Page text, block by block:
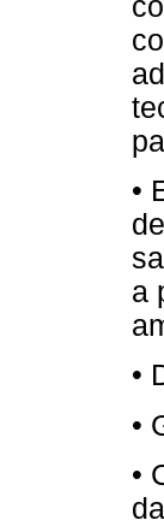
•
a
•
•
•